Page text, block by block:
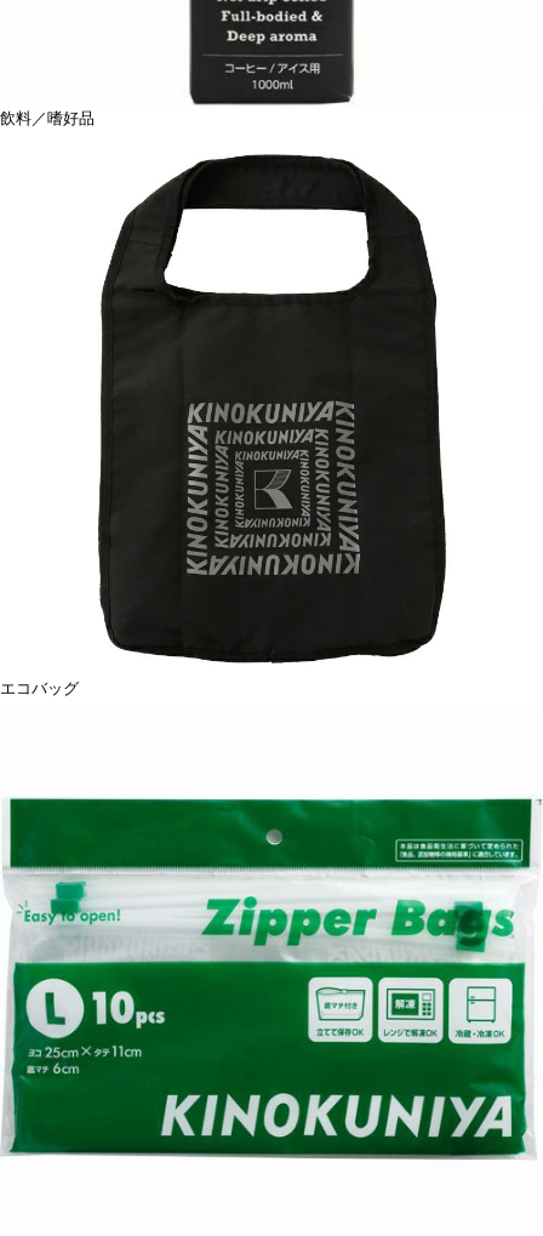
飲料／嗜好品
エコバッグ